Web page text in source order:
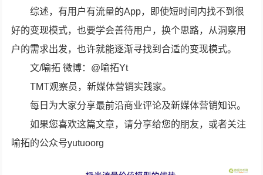
综述，有用户有流量的App，即使短时间内找不到很
好的变现模式，也要学会善待用户，换个思路，从洞察用
户的需求出发，也许就能逐渐寻找到合适的变现模式。
文/喻拓 微博：@喻拓Yt
TMT观察员，新媒体营销实践家。
每日为大家分享最前沿商业评论及新媒体营销知识。
如果您喜欢这篇文章，请分享给您的朋友，或者关注
喻拓的公众号yutuoorg